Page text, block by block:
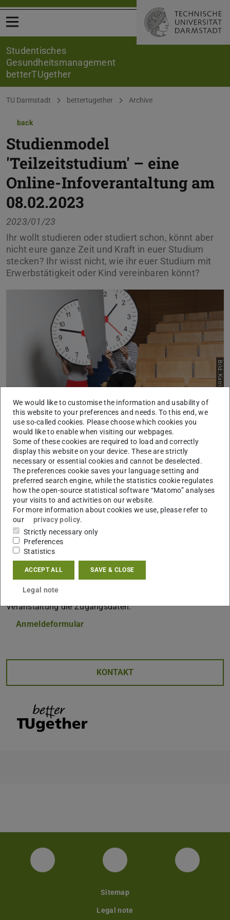
Open menu
Studentisches
Gesundheitsmanagement
betterTUgether
You are here:
TU Darmstadt bettertugether Archive
back
Studienmodel
'Teilzeitstudium' – eine
Online-Infoverantaltung am
08.02.2023
2023/01/23
Ihr wollt studieren oder studiert schon, könnt aber
nicht eure ganze Zeit und Kraft in euer Studium
stecken? Ihr wisst nicht, wie ihr euer Studium mit
Erwerbstätigkeit oder Kind vereinbaren könnt?
Bild: Katrin Binner
Dann sind Sie hier richtig. Denn die Technische
Universität Darmstadt bietet in fast allen Studiengängen
ein Teilzeitstudium für Erwerbstätige, Familientätige,
Studierende mit schweren gesundheitlichen
Einschränkungen und Hochleistungssportler an. Für wen
ein Teilzeitstudium empfehlenswert ist, wie es
funktioniert, welche Anforderungen es stellt und wie es
gelingt, erfahren Studierende und Studieninteressierte in
einem Vortrag der Servicestelle Teilzeitstudium, Studieren
mit Kind.
Die Veranstaltung findet am 08.02.2023 um 18:00 Uhr via
Zoom statt. Bitte füllen Sie die Anmeldung zur
Veranstaltung vorab aus und erhalten Sie am Tag vor der
Veranstaltung die Zugangsdaten.
Anmeldeformular
KONTAKT
Facebook Instagram YouTube
Sitemap
Legal note
We would like to customise the information and usability of
this website to your preferences and needs. To this end, we
use so-called cookies. Please choose which cookies you
would like to enable when visiting our webpages.
Some of these cookies are required to load and correctly
display this website on your device. These are strictly
necessary or essential cookies and cannot be deselected.
The preferences cookie saves your language setting and
preferred search engine, while the statistics cookie regulates
how the open-source statistical software “Matomo” analyses
your visits to and activities on our website.
For more information about cookies we use, please refer to
our
privacy policy.
Strictly necessary only
Preferences
Statistics
ACCEPT ALL SAVE & CLOSE
Legal note